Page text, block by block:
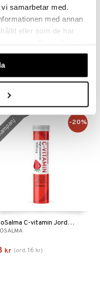
samarbetar med.
med annan
eller som de har
av vår webbplats.
BioSalma C-vitamin Jordgubbe
kr (ord.16 kr)
-20%